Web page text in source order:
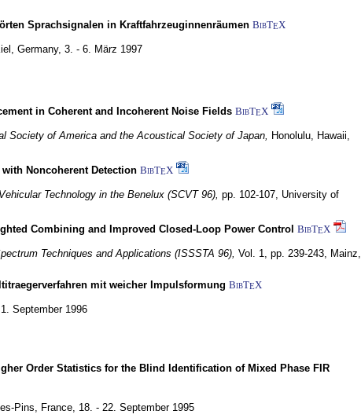
Sprachsignalen in Kraftfahrzeuginnenräumen BibTEX
Germany, 3. - 6. März 1997
in Coherent and Incoherent Noise Fields BibTEX
Society of America and the Acoustical Society of Japan, Honolulu, Hawaii,
Noncoherent Detection BibTEX
Technology in the Benelux (SCVT 96), pp. 102-107, University of
Combining and Improved Closed-Loop Power Control BibTEX
Techniques and Applications (ISSSTA 96), Vol. 1, pp. 239-243, Mainz,
mit weicher Impulsformung BibTEX
1. September 1996
Order Statistics for the Blind Identification of Mixed Phase FIR
Pins, France, 18. - 22. September 1995